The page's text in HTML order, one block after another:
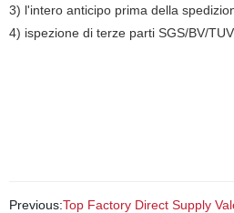
3) l'intero anticipo prima della
4) ispezione di terze parti SGS/BV/
Previous:Top Factory Direct Supply